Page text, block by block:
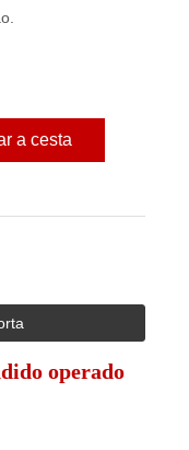
a cesta
operado